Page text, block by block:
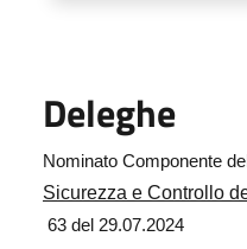
Deleghe
Nominato Componente
Sicurezza e Controllo
63 del 29.07.2024